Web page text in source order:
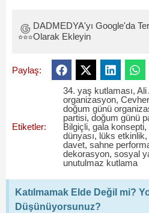
DADMEDYA'yı Google'da
Olarak Ekleyin
Paylaş:
Etiketler:
34. yaş kutlaması, Ali
organizasyon, Cevher
doğum günü
partisi, doğum günü
Bilgiçli, gala konsepti,
dünyası, lüks etkinlik,
davet, sahne
dekorasyon, sosyal
unutulmaz kutlama
Katılmamak Elde Değil mi?
Düşünüyorsunuz?